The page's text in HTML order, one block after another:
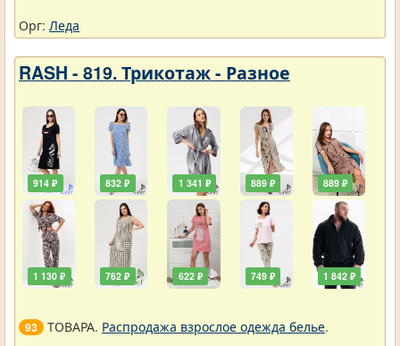
Орг: Леда
RASH - 819. Трикотаж - Разное
914 ₽
1 130 ₽
832 ₽
762 ₽
1 341 ₽
622 ₽
889 ₽
749 ₽
889 ₽
1 842 ₽
93 ТОВАРА. Распродажа взрослое одежда белье.